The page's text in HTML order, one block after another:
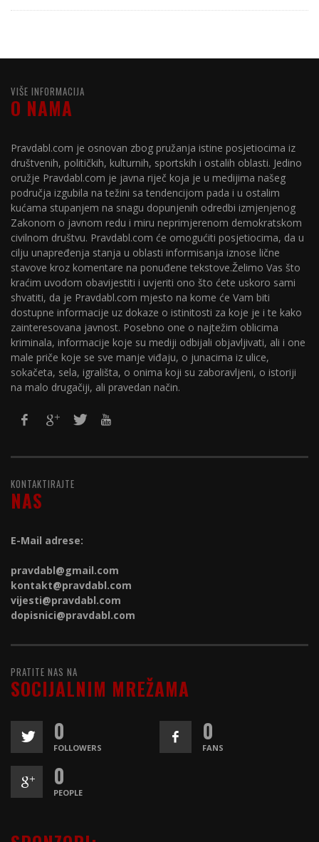
VIŠE INFORMACIJA
O NAMA
Pravdabl.com je osnovan zbog pružanja istine posjetiocima iz
društvenih, političkih, kulturnih, sportskih i ostalih oblasti. Jedino
oružje Pravdabl.com je javna riječ koja je u medijima našeg
područja izgubila na težini sa tendencijom pada i u ostalim
kućama stupanjem na snagu dopunjenih odredbi izmjenjenog
Zakonom o javnom redu i miru neprimjerenom demokratskom
civilnom društvu. Pravdabl.com će omogućiti posjetiocima, da u
cilju unapređenja stanja u oblasti informisanja iznose lične
stavove kroz komentare na ponuđene tekstove.Želimo Vas što
kraćim uvodom obavijestiti i uvjeriti ono što ćete uskoro sami
shvatiti, da je Pravdabl.com mjesto na kome će Vam biti
dostupne informacije uz dokaze o istinitosti za koje je i te kako
zainteresovana javnost. Posebno one o najtežim oblicima
kriminala, informacije koje su mediji odbijali objavljivati, ali i one
male priče koje se sve manje viđaju, o junacima iz ulice,
sokačeta, sela, igrališta, o onima koji su zaboravljeni, o istoriji
na malo drugačiji, ali pravedan način.
KONTAKTIRAJTE
NAS
E-Mail adrese:
pravdabl@gmail.com
kontakt@pravdabl.com
vijesti@pravdabl.com
dopisnici@pravdabl.com
PRATITE NAS NA
SOCIJALNIM MREŽAMA
0
FOLLOWERS
0
FANS
0
PEOPLE